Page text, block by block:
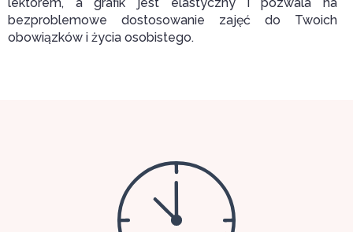
bezproblemowe dostosowanie zajęć do Twoich
obowiązków i życia osobistego.